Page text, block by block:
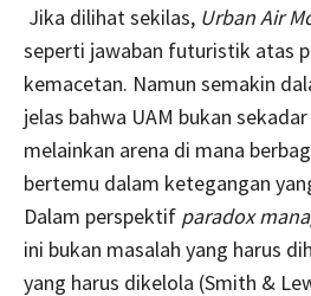
Jika dilihat sekilas, Urban Air
seperti jawaban futuristik atas
kemacetan. Namun semakin
jelas bahwa UAM bukan
melainkan arena di mana
bertemu dalam ketegangan
Dalam perspektif paradox
ini bukan masalah yang harus
yang harus dikelola (Smith &